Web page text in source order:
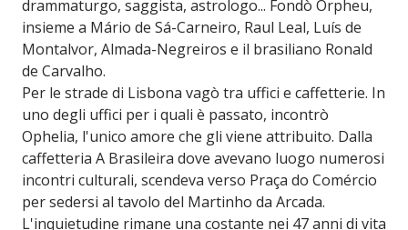
drammaturgo, saggista, astrologo... Fondò Orpheu,
insieme a Mário de Sá-Carneiro, Raul Leal, Luís de
Montalvor, Almada-Negreiros e il brasiliano Ronald
de Carvalho.
Per le strade di Lisbona vagò tra uffici e caffetterie. In
uno degli uffici per i quali è passato, incontrò
Ophelia, l'unico amore che gli viene attribuito. Dalla
caffetteria A Brasileira dove avevano luogo numerosi
incontri culturali, scendeva verso Praça do Comércio
per sedersi al tavolo del Martinho da Arcada.
L'inquietudine rimane una costante nei 47 anni di vita